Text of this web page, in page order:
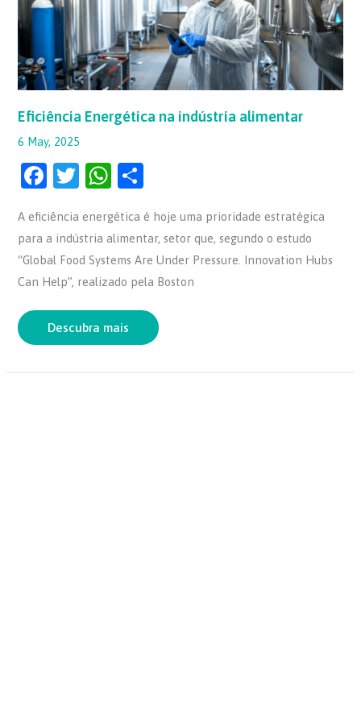
Eficiência Energética na indústria alimentar
6 May, 2025
F
c
e
b
o
o
T
itt
er
W
at
s
A
p
p
ar
e
A eficiência energética é hoje uma prioridade estratégica
para a indústria alimentar, setor que, segundo o estudo
“Global Food Systems Are Under Pressure. Innovation Hubs
Can Help”, realizado pela Boston
Descubra mais